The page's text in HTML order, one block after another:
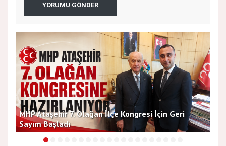
YORUMU GÖNDER
MHP Ataşehir 7. Olağan İlçe Kongresi İçin Geri
Sayım Başladı